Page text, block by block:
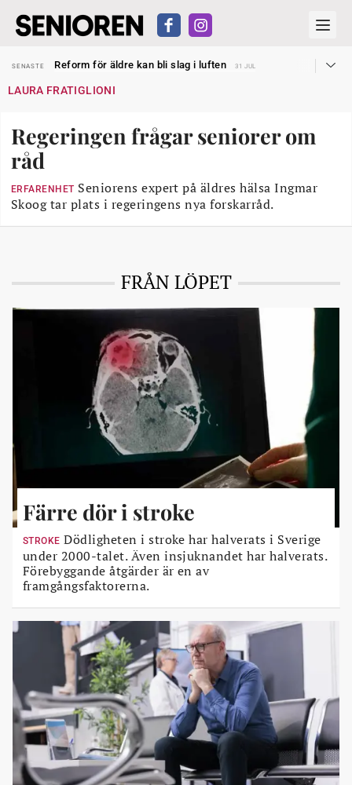
SENASTE
Reform för äldre kan bli slag i luften
31 JUL
SENASTE
Dom öppnar för rätt till garantipension
SENASTE
Liten höjning av garantipensionen
27 JUL
SENASTE
Sven Hagströmer sommarpratar
26 JUL
SENASTE
LAURA FRATIGLIONI
Regeringen frågar seniorer om
råd
ERFARENHET Seniorens expert på äldres hälsa Ingmar
Skoog tar plats i regeringens nya forskarråd.
FRÅN LÖPET
Färre dör i stroke
STROKE Dödligheten i stroke har halverats i Sverige
under 2000-talet. Även insjuknandet har halverats.
Förebyggande åtgärder är en av
framgångsfaktorerna.